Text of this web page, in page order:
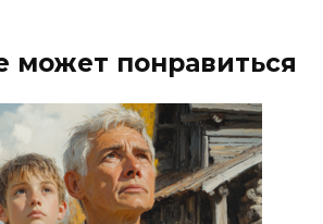
может понравиться